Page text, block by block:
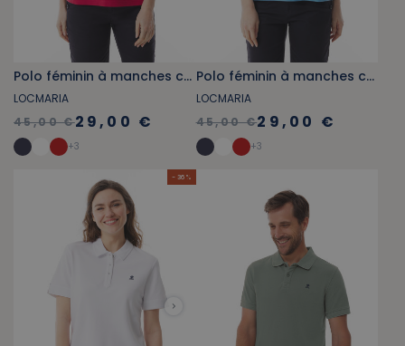
Polo féminin à manches courtes rouge carmin
LOCMARIA
45,00 €29,00 €
+3
Polo féminin à manches courtes bleu ciel
LOCMARIA
45,00 €29,00 €
+3
- 36 %